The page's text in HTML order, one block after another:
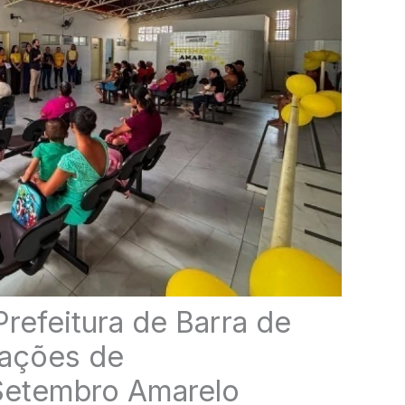
de Barra de
de
Amarelo